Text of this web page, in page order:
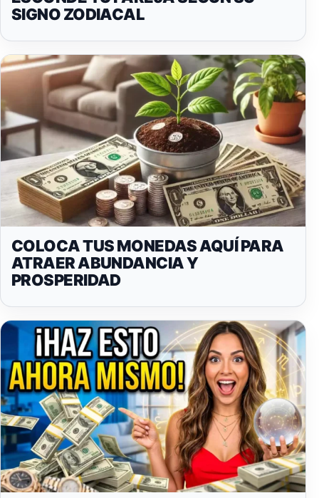
SIGNO ZODIACAL
COLOCA TUS MONEDAS AQUÍ PARA
ATRAER ABUNDANCIA Y
PROSPERIDAD